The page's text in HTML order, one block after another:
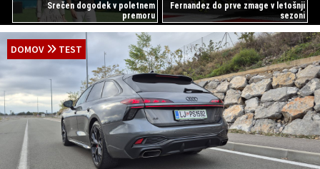
Srečen dogodek v poletnem
premoru
Fernandez do prve zmage v letošnji
sezoni
DOMOV TEST